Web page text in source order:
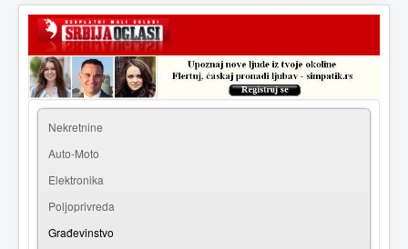
| Registracija
Nekretnine
Auto-Moto
Elektronika
Poljoprivreda
Građevinstvo